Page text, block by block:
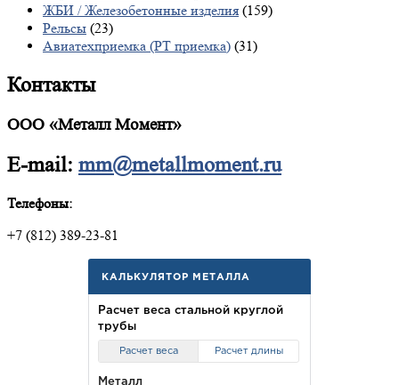
ЖБИ / Железобетонные изделия (159)
Рельсы (23)
Авиатехприемка (РТ приемка) (31)
Контакты
ООО «Металл Момент»
E-mail: mm@metallmoment.ru
Телефоны:
+7 (812) 389-23-81